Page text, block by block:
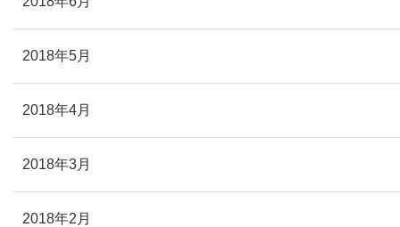
2018年5月
2018年4月
2018年3月
2018年2月